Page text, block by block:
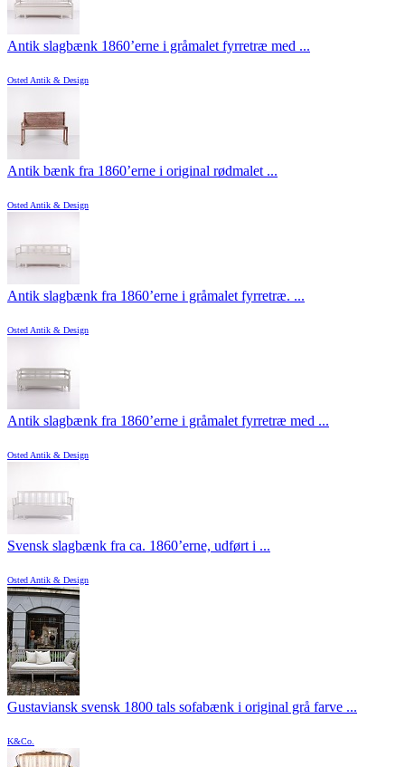
Antik slagbænk 1860’erne i gråmalet fyrretræ med ...
Osted Antik & Design
Antik bænk fra 1860’erne i original rødmalet ...
Osted Antik & Design
Antik slagbænk fra 1860’erne i gråmalet fyrretræ. ...
Osted Antik & Design
Antik slagbænk fra 1860’erne i gråmalet fyrretræ med ...
Osted Antik & Design
Svensk slagbænk fra ca. 1860’erne, udført i ...
Osted Antik & Design
Gustaviansk svensk 1800 tals sofabænk i original grå farve ...
K&Co.